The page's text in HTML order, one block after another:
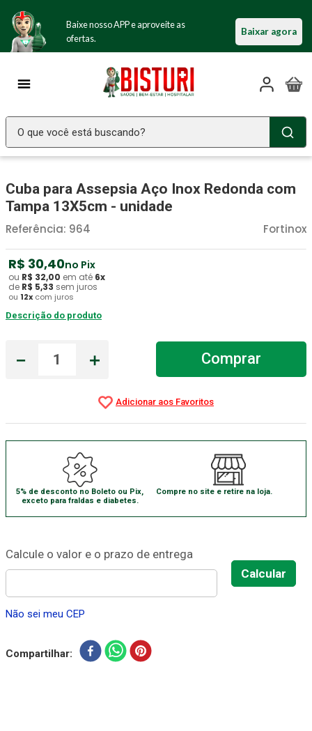
Baixe nosso APP e aproveite as
ofertas.
Baixar agora
O que você está buscando?
Cuba para Assepsia Aço Inox Redonda com
Tampa 13X5cm - unidade
Fortinox
Referência: 964
R$ 30,40no Pix
ou R$ 32,00 em até 6x
de R$ 5,33 sem juros
ou 12x com juros
Descrição do produto
＋
－ Comprar
5% de desconto no Boleto ou Pix,
exceto para fraldas e diabetes.
Compre no site e retire na loja.
Não sei meu CEP
Compartilhar
1º Seringa Insulina
2º Fralda Geriatrica
3 º Luva Latex
4º Estetoscopio Littmann
5 º Aparelho Pressão
º Littmann
Gaze Esteril